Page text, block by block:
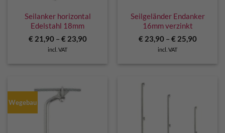
Seilanker horizontal
Edelstahl 18mm
€21,90– €23,90
incl. VAT
Seilgeländer Endanker
16mm verzinkt
€23,90– €25,90
incl. VAT
Wegebau